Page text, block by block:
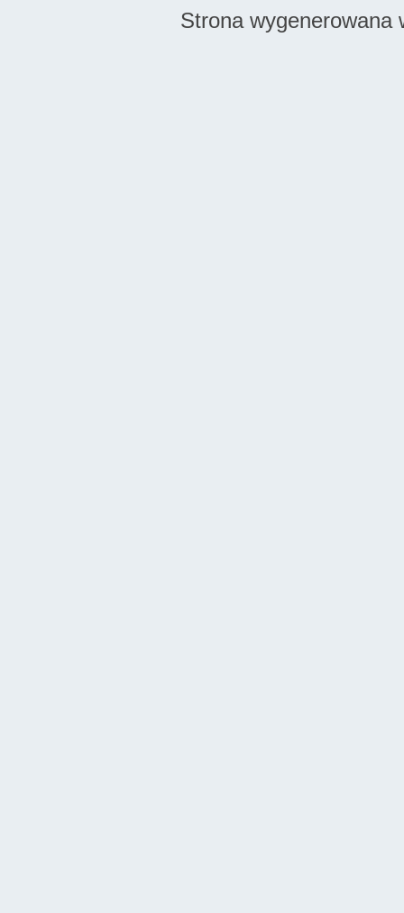
Strona wygenerowana